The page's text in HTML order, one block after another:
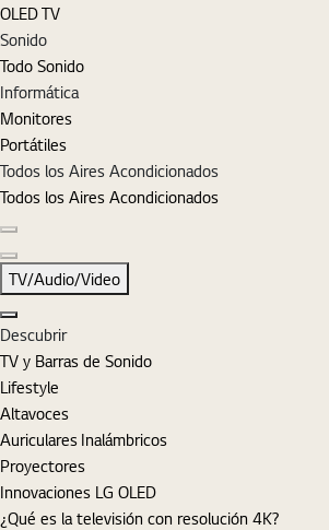
OLED TV
Sonido
Todo Sonido
Informática
Monitores
Portátiles
Todos los Aires Acondicionados
Todos los Aires Acondicionados
Diapositiva siguiente
TV/Audio/Video
Cerrar
Descubrir
TV y Barras de Sonido
Lifestyle
Altavoces
Auriculares Inalámbricos
Proyectores
Innovaciones LG OLED
¿Qué es la televisión con resolución 4K?